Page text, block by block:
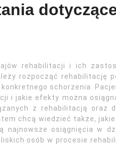
rehabilitacji i ich
rozpocząć rehabilitację
schorzenia.
i jakie efekty można
z rehabilitacją oraz
chcą wiedzieć także,
osiągnięcia w
osób w procesie